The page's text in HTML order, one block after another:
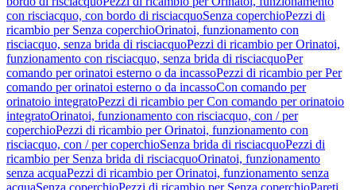
con risciacquo, con bordo di risciacquoSenza coperchioPezzi di
ricambio per Senza coperchioOrinatoi, funzionamento con
risciacquo, senza brida di risciacquoPezzi di ricambio per Orinatoi,
funzionamento con risciacquo, senza brida di risciacquoPer
comando per orinatoi esterno o da incassoPezzi di ricambio per Per
comando per orinatoi esterno o da incassoCon comando per
orinatoio integratoPezzi di ricambio per Con comando per orinatoio
integratoOrinatoi, funzionamento con risciacquo, con / per
coperchioPezzi di ricambio per Orinatoi, funzionamento con
risciacquo, con / per coperchioSenza brida di risciacquoPezzi di
ricambio per Senza brida di risciacquoOrinatoi, funzionamento
senza acquaPezzi di ricambio per Orinatoi, funzionamento senza
acquaSenza coperchioPezzi di ricambio per Senza coperchioPareti